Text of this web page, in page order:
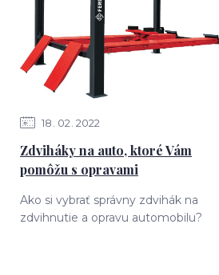
18 02 2022
Zdviháky na auto, ktoré Vám
pomôžu s opravami
Ako si vybrať správny zdvihák na
zdvihnutie a opravu automobilu?